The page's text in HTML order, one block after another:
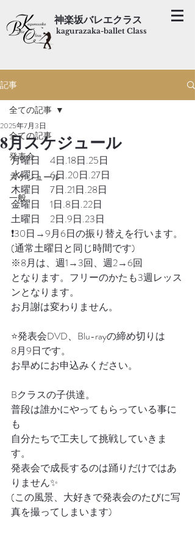
神楽坂バレエクラス
kagurazaka-ballet Class
記事
全ての記事
発表会
スケジュール
一般
全ての記事
8月スケジュール
2025年7月3日
月曜日　4日.18日.25日
水曜日　6日.20日.27日
木曜日　7日.21日.28日
金曜日　1日.8日.22日
土曜日　2日.9日.23日
❗️30日→9月6日の振り替えを行います。
(通常土曜日と同じ時間です)
※8月は、週1→3回、週2→6回
となります。フリーのかたも3週レッス
ンとなります。
お月謝は変わりません。
⭐️発表会DVD、Blu-rayの締め切りは
8月9日です。
お早めにお申込みください。
Bクラスの子供達。
普段は誰かにやってもらっている事に
も
自分たちで工夫して挑戦していきま
す。
発表会で成長するのは踊りだけではあ
りません✨
(この風景、大好きで発表会のたびに写
真を撮ってしまいます)